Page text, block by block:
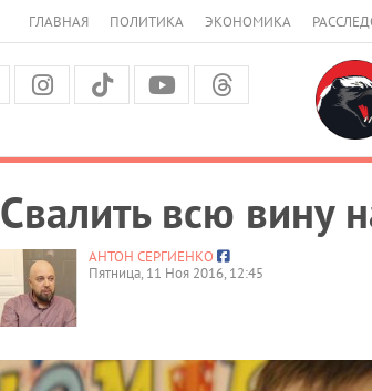
ГЛАВНАЯ ПОЛИТИКА ЭКОНОМИКА
Свалить всю вину
АНТОН СЕРГИЕНКО
Пятница, 11 Ноя 2016, 12:45